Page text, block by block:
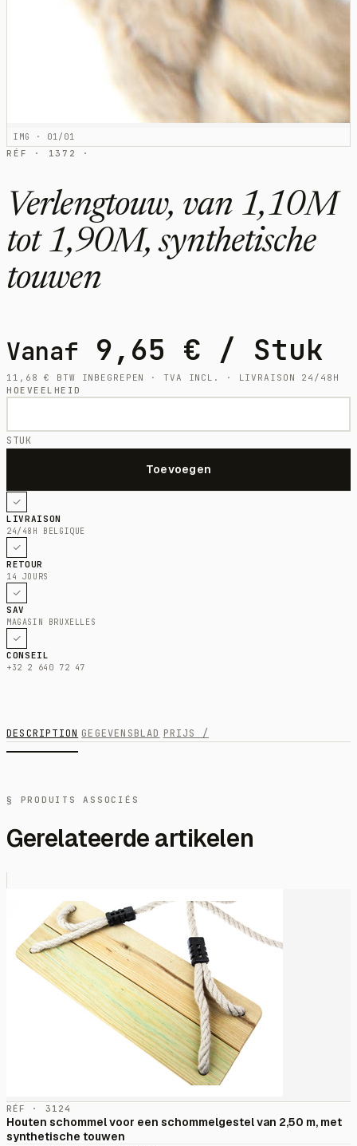
IMG · 01/01
RÉF · 1372 ·
Verlengtouw, van 1,10M
tot 1,90M, synthetische
touwen
Vanaf 9,65 € / Stuk
11,68€
BTW INBEGREPEN · TVA INCL. · LIVRAISON 24/48H
HOEVEELHEID
STUK
LIVRAISON
24/48H BELGIQUE
RETOUR
14 JOURS
SAV
MAGASIN BRUXELLES
CONSEIL
+32 2 640 72 47
DESCRIPTION GEGEVENSBLAD PRIJS /
§ PRODUITS ASSOCIÉS
Gerelateerde artikelen
RÉF · 3124
Houten schommel voor een schommelgestel van 2,50 m, met
synthetische touwen